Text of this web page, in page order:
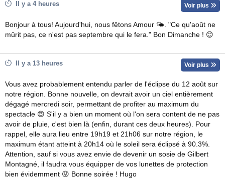
Il y a 4 heures Voir plus
Bonjour à tous! Aujourd'hui, nous fêtons Amour 🌤. "Ce qu'août ne
mûrit pas, ce n'est pas septembre qui le fera." Bon Dimanche ! 😊
Il y a 13 heures Voir plus
Vous avez probablement entendu parler de l'éclipse du 12 août sur
notre région. Bonne nouvelle, on devrait avoir un ciel entièrement
dégagé mercredi soir, permettant de profiter au maximum du
spectacle 😍 S'il y a bien un moment où l'on sera content de ne pas
avoir de pluie, c'est bien là (enfin, durant ces deux heures). Pour
rappel, elle aura lieu entre 19h19 et 21h06 sur notre région, le
maximum étant atteint à 20h14 où le soleil sera éclipsé à 90.3%.
Attention, sauf si vous avez envie de devenir un sosie de Gilbert
Montagné, il faudra vous équipper de vos lunettes de protection
bien évidemment 😜 Bonne soirée ! Hugo